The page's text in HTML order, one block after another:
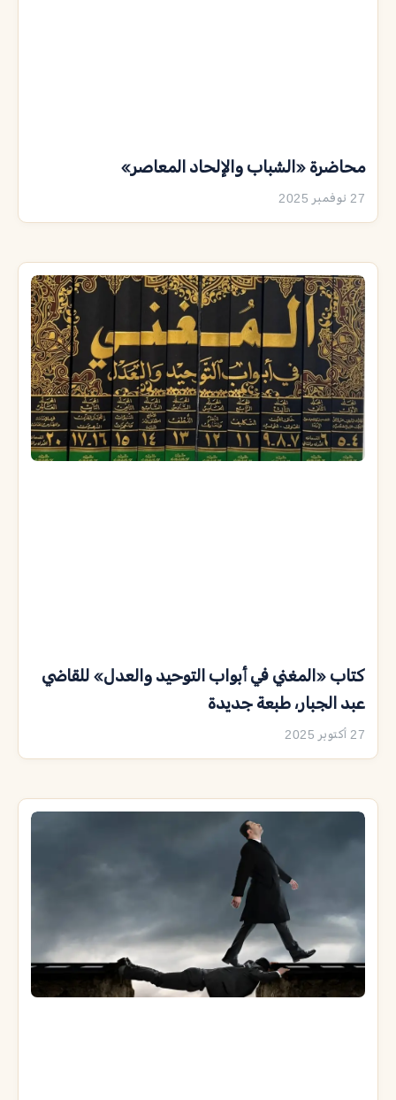
محاضرة «الشباب والإلحاد المعاصر»
27 نوفمبر 2025
كتاب «المغني في أبواب التوحيد والعدل» للقاضي
عبد الجبار، طبعة جديدة
27 أكتوبر 2025